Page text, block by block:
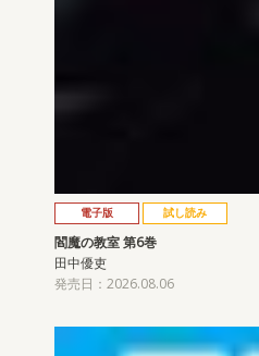
電子版 試し読み
閻魔の教室 第6巻
田中優吏
発売日：2026.08.06